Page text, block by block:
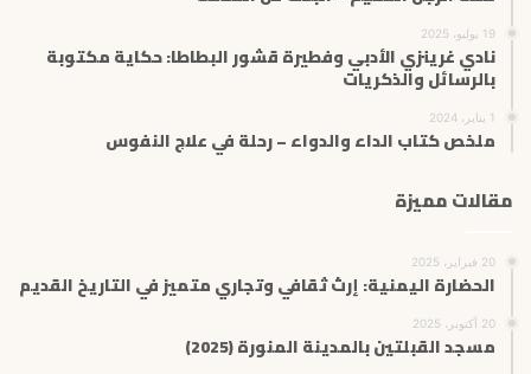
19 يوليو، 2025
نادي غرينزي الأدبي وفطيرة قشور البطاطا: حكاية مكتوبة
بالرسائل والذكريات
1 يناير، 2024
ملخص كتاب الداء والدواء – رحلة في علاج النفوس
مقالات مميزة
20 فبراير، 2025
الحضارة اليمنية: إرث ثقافي وتجاري متميز في التاريخ القديم
20 أكتوبر، 2025
مسجد القبلتين بالمدينة المنورة (2025)